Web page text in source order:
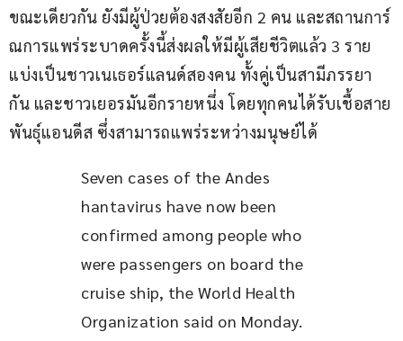
ขณะเดียวกัน ยังมีผู้ป่วยต้องสงสัยอีก 2 คน และสถานการ์
ณการแพร่ระบาดครั้งนี้ส่งผลให้มีผู้เสียชีวิตแล้ว 3 ราย
แบ่งเป็นชาวเนเธอร์แลนด์สองคน ทั้งคู่เป็นสามีภรรยา
กัน และชาวเยอรมันอีกรายหนึ่ง โดยทุกคนได้รับเชื้อสาย
พันธุ์แอนดีส ซึ่งสามารถแพร่ระหว่างมนุษย์ได้
Seven cases of the Andes
hantavirus have now been
confirmed among people who
were passengers on board the
cruise ship, the World Health
Organization said on Monday.